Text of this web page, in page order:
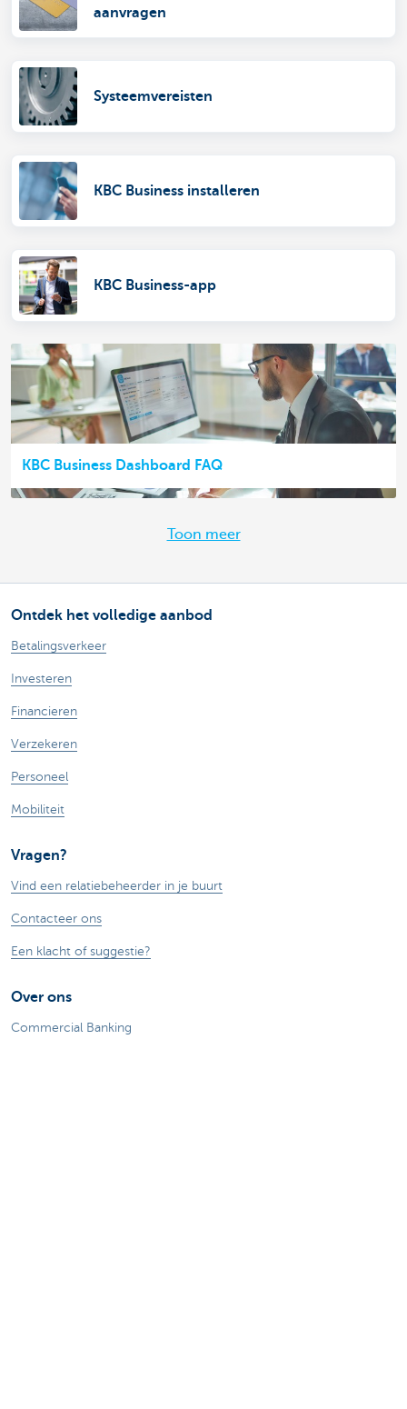
aanvragen
Systeemvereisten
KBC Business installeren
KBC Business-app
KBC Business Dashboard FAQ
Toon meer
Ontdek het volledige aanbod
Betalingsverkeer
Investeren
Financieren
Verzekeren
Personeel
Mobiliteit
Vragen?
Vind een relatiebeheerder in je buurt
Contacteer ons
Een klacht of suggestie?
Over ons
Commercial Banking